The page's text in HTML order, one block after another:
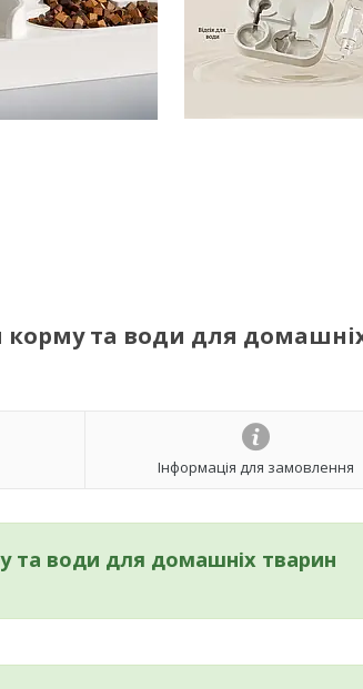
корму та води для
Інформація для замовлення
та води для домашніх тварин